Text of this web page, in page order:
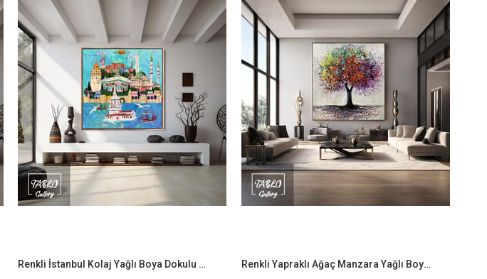
kaliteli yağlı boya dokulu tablolar ile evinizin ya da
ofisinizin atmosferini baştan yaratın. Farklı temalar,
renkler ve boyutlarla, hayalinizdeki tabloyu
bulmanız çok kolay!
Bize Ulaşın ve Sanatı Hayatınıza Dahil Edin!
Siz de sanatın büyüsünden yararlanmak ve evinize
anlam katmak için hemen koleksiyonumuzu
keşfedin. Her biri kendine özgü olan bu tablolara
sahip olmak için birkaç adımda siparişinizi
verebilirsiniz.
Hızlı ve Güvenli Teslimat
Eserlerinizi sadece bir tıkla satın alabilir, hızlı ve
güvenli teslimat ile en kısa sürede yeni tablonuzun
keyfini çıkarabilirsiniz. Her tablo özenle paketlenir
ve size ulaşmadan önce kalite kontrolünden
geçirilir.
kaliteli yağlı boya dokulu tablolar ile evinizin ya da
ofisinizin atmosferini baştan yaratın. Farklı temalar,
renkler ve boyutlarla, hayalinizdeki tabloyu
bulmanız çok kolay!
Bize Ulaşın ve Sanatı Hayatınıza Dahil Edin!
Siz de sanatın büyüsünden yararlanmak ve evinize
anlam katmak için hemen koleksiyonumuzu
keşfedin. Her biri kendine özgü olan bu tablolara
sahip olmak için birkaç adımda siparişinizi
verebilirsiniz.
Hızlı ve Güvenli Teslimat
Eserlerinizi sadece bir tıkla satın alabilir, hızlı ve
güvenli teslimat ile en kısa sürede yeni tablonuzun
keyfini çıkarabilirsiniz. Her tablo özenle paketlenir
ve size ulaşmadan önce kalite kontrolünden
geçirilir.
Renkli İstanbul Kolaj Yağlı Boya Dokulu Tablo Renkli Yapraklı Ağaç Manzara Yağlı Boya Dokulu Tablo